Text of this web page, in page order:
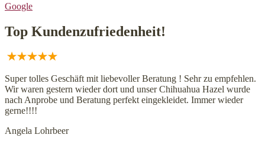
Google
Top Kundenzufriedenheit!
Super tolles Geschäft mit liebevoller Beratung ! Sehr zu empfehlen.
Wir waren gestern wieder dort und unser Chihuahua Hazel wurde
nach Anprobe und Beratung perfekt eingekleidet. Immer wieder
gerne!!!!
Angela Lohrbeer